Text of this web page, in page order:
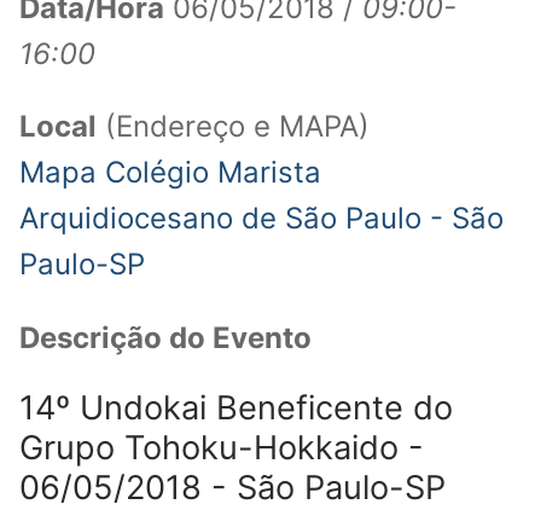
Data/Hora 06/05/2018 / 09:00-
16:00
Local (Endereço e MAPA)
Mapa Colégio Marista
Arquidiocesano de São Paulo - São
Paulo-SP
Descrição do Evento
14º Undokai Beneficente do
Grupo Tohoku-Hokkaido -
06/05/2018 - São Paulo-SP